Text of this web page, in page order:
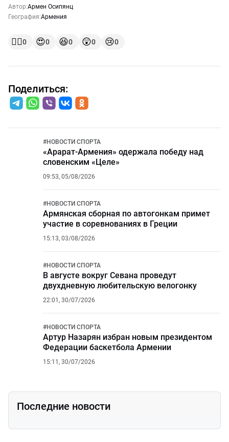
Автор:Армен Осипянц
География:Армения
👍🏻0 😍0 😆0 😲0 😢0
Поделиться:
#НОВОСТИ СПОРТА
«Арарат-Армения» одержала победу над
словенским «Целе»
09:53, 05/08/2026
#НОВОСТИ СПОРТА
Армянская сборная по автогонкам примет
участие в соревнованиях в Греции
15:13, 03/08/2026
#НОВОСТИ СПОРТА
В августе вокруг Севана проведут
двухдневную любительскую велогонку
22:01, 30/07/2026
#НОВОСТИ СПОРТА
Артур Назарян избран новым президентом
Федерации баскетбола Армении
15:11, 30/07/2026
Последние новости